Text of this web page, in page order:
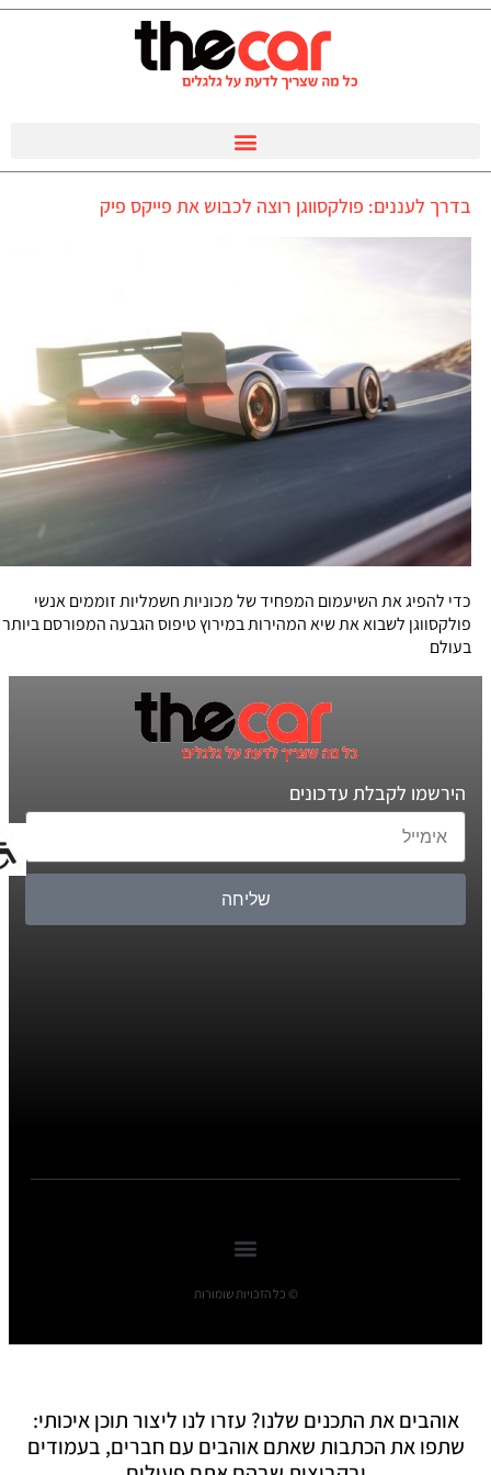
בדרך לעננים: פולקסווגן רוצה לכבוש את פייקס פיק
כדי להפיג את השיעמום המפחיד של מכוניות חשמליות זוממים אנשי
פולקסווגן לשבוא את שיא המהירות במירוץ טיפוס הגבעה המפורסם ביותר
בעולם
הירשמו לקבלת עדכונים
שליחה
© כל הזכויות שומורות
אוהבים את התכנים שלנו? עזרו לנו ליצור תוכן איכותי:
שתפו את הכתבות שאתם אוהבים עם חברים, בעמודים